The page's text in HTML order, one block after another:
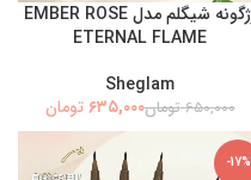
رژگونه شیگلم مدل EMBER ROSE
ETERNAL FLAME
Sheglam
۶۵۰,۰۰۰ تومان۶۳۵,۰۰۰ تومان
-17%